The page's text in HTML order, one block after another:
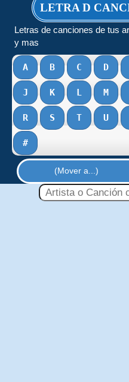
LETRA D
Letras de canciones de tus
y mas
A B C D
J K L M
R S T U
#